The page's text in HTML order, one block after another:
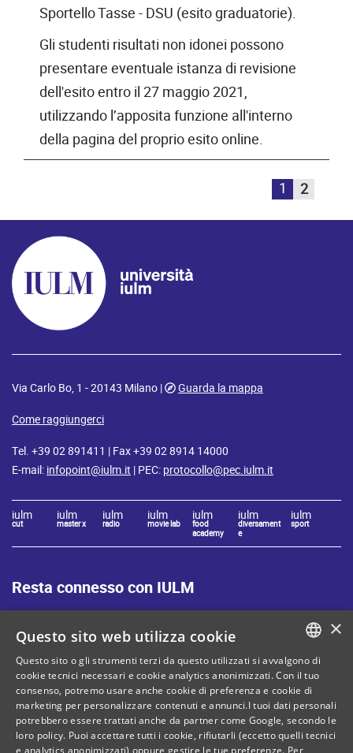
Sportello Tasse - DSU (esito graduatorie).
Gli studenti risultati non idonei possono
presentare eventuale istanza di revisione
dell'esito entro il 27 maggio 2021,
utilizzando l’apposita funzione all'interno
della pagina del proprio esito online.
1 2
Via Carlo Bo, 1 - 20143 Milano |
Guarda la mappa
Come raggiungerci
Tel. +39 02 891411 | Fax +39 02 8914 14000
E-mail: infopoint@iulm.it | PEC: protocollo@pec.iulm.it
iulm
cut
iulm
master x
iulm
radio
iulm
movie lab
iulm
food
academy
iulm
diversament
e
iulm
sport
Resta connesso con IULM
Mappa del sito
Privacy policy
Cookie Policy
Note legali
Contatti
ITALIAN
ENGLISH
×
Questo sito web utilizza cookie
Questo sito o gli strumenti terzi da questo utilizzati si avvalgono di
cookie tecnici necessari e cookie analytics anonimizzati. Con il tuo
consenso, potremo usare anche cookie di preferenza e cookie di
marketing per personalizzare contenuti e annunci.I tuoi dati personali
potrebbero essere trattati anche da partner come Google, secondo le
loro policy. Puoi accettare tutti i cookie, rifiutarli (eccetto quelli tecnici
e analytics anonimizzati) oppure gestire le tue preferenze. Per